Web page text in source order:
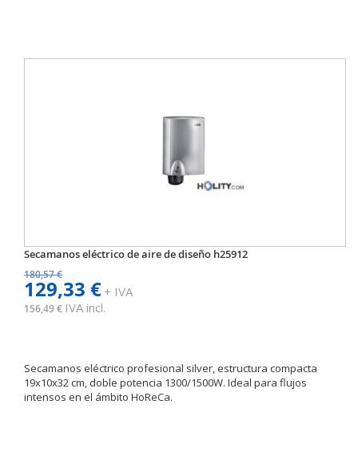
Secamanos eléctrico de aire de diseño h25912
180,57 €
129,33 €+ IVA
156,49 € IVA incl.
Secamanos eléctrico profesional silver, estructura compacta
19x10x32 cm, doble potencia 1300/1500W. Ideal para flujos
intensos en el ámbito HoReCa.